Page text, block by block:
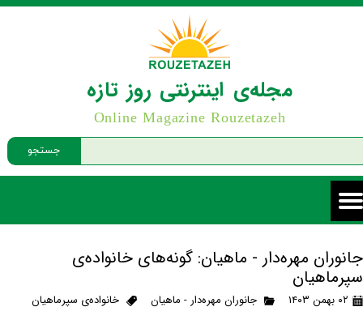
جستجو
مجله‌ی اینترنتی روز تازه
Online Magazine Rouzetazeh
جانوران مهره‌دار - ماهیان: گونه‌های خانواده‌ی
سپرماهیان
۰۲ بهمن ۱۴۰۳ جانوران مهره‌دار - ماهیان خانواده‌ی سپرماهیان